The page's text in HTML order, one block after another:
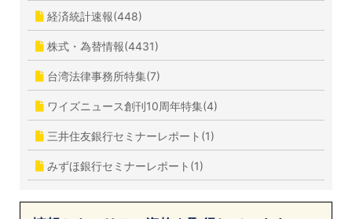
経済統計速報(448)
株式・為替情報(4431)
台湾法律事務所特集(7)
ワイズニュース創刊10周年特集(4)
三井住友銀行セミナーレポート(1)
みずほ銀行セミナーレポート(1)